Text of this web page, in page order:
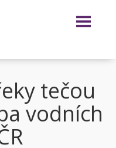
tečou
vodních